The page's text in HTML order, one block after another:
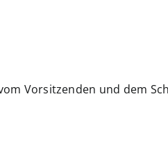
Vorsitzenden und dem